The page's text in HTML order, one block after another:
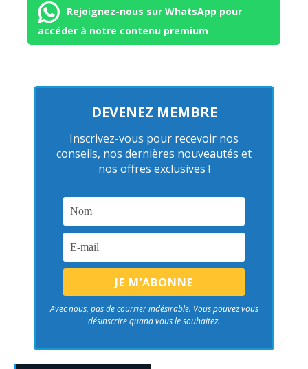
Rejoignez-nous sur WhatsApp pour
accéder à notre contenu premium
DEVENEZ MEMBRE
Inscrivez-vous pour recevoir nos
conseils, nos dernières nouveautés et
nos offres exclusives !
Avec nous, pas de courrier indésirable. Vous pouvez vous
désinscrire quand vous le souhaitez.